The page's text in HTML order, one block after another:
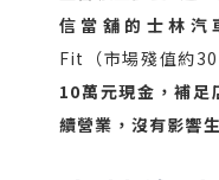
信當舖的士林汽
Fit（市場殘值約30
10萬元現金，補足
續營業，沒有影響